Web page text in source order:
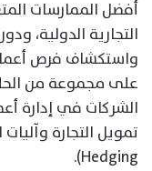
أفضل الممارسات
التجارية الدولية،
واستكشاف فرص
على مجموعة من
الشركات في إدارة
Hedging).